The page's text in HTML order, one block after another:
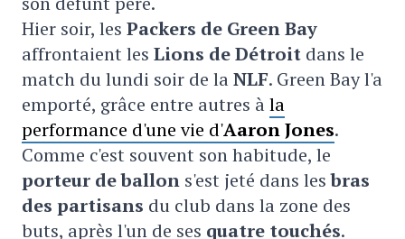
Hier soir, les Packers de Green Bay
affrontaient les Lions de Détroit dans le
match du lundi soir de laNLF. Green Bay l'a
emporté, grâce entre autres àla
performance d'une vie d'Aaron Jones.
Comme c'est souvent son habitude, le
porteur de ballon s'est jeté dans lesbras
des partisans du club dans la zone des
buts, après l'un de ses quatre touchés.